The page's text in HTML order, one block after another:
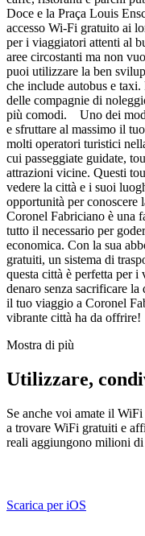
Doce e la Praça Louis
accesso Wi-Fi gratuito ai
per i viaggiatori attenti al
aree circostanti ma non
puoi utilizzare la ben
che include autobus e
delle compagnie di
più comodi. Uno dei
e sfruttare al massimo il
molti operatori turistici
cui passeggiate guidate,
attrazioni vicine. Questi
vedere la città e i suoi
opportunità per
Coronel Fabriciano è una
tutto il necessario per
economica. Con la sua
gratuiti, un sistema di
questa città è perfetta per
denaro senza sacrificare
il tuo viaggio a Coronel
vibrante città ha da offrire!
Mostra di più
Utilizzare,
Se anche voi amate il
a trovare WiFi gratuiti e
reali aggiungono milioni
Scarica per iOS